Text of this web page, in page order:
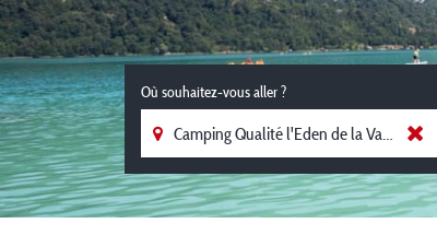
Où souhaitez-vous aller ?